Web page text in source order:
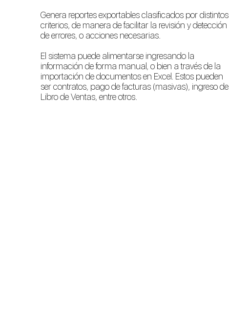
Genera reportes exportables clasificados por distintos
criterios, de manera de facilitar la revisión y detección
de errores, o acciones necesarias.
El sistema puede alimentarse ingresando la
información de forma manual, o bien a través de la
importación de documentos en Excel. Estos pueden
ser contratos, pago de facturas (masivas), ingreso de
Libro de Ventas, entre otros.